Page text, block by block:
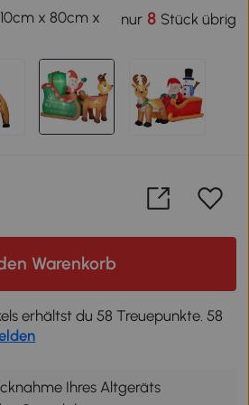
x 80cm x
nur8 Stück übrig
Warenkorb
erhältst du 58 Treuepunkte. 58
Ihres Altgeräts